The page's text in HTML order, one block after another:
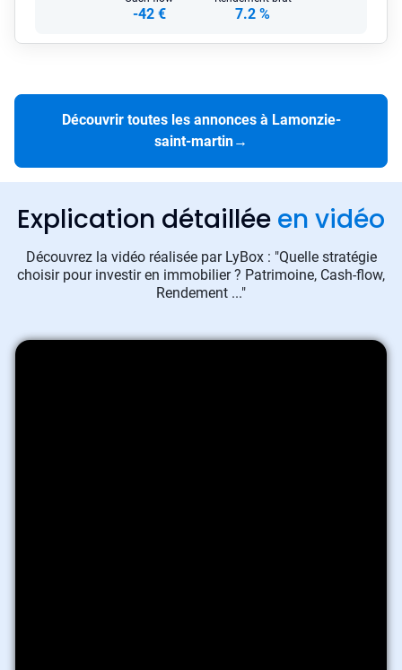
-42 € 7.2 %
Découvrir toutes les annonces à Lamonzie-
saint-martin→
Explication détaillée en vidéo
Découvrez la vidéo réalisée par LyBox : "Quelle stratégie
choisir pour investir en immobilier ? Patrimoine, Cash-flow,
Rendement ..."